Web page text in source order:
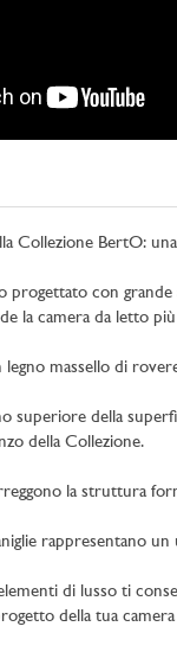
Collezione BertO:
progettato con
la camera da letto
legno massello di
superiore della
della Collezione.
la struttura
rappresentano
di lusso ti
della tua